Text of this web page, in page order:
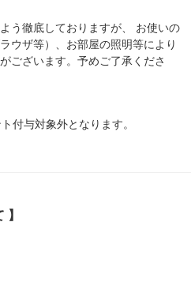
う徹底しておりますが、 お使いの
ウザ等）、お部屋の照明等により
ございます。予めご了承くださ
付与対象外となります。
】